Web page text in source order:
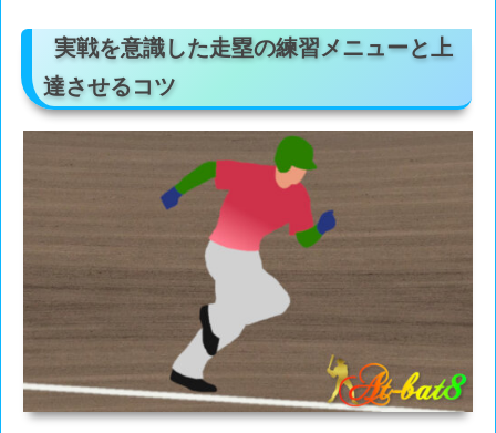
実戦を意識した走塁の練習メニューと上
達させるコツ